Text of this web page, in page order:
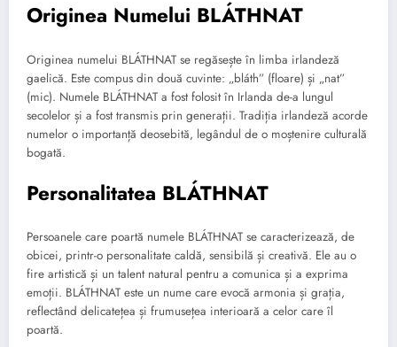
Originea Numelui BLÁTHNAT
Originea numelui BLÁTHNAT se regăsește în limba irlandeză
gaelică. Este compus din două cuvinte: „bláth” (floare) și „nat”
(mic). Numele BLÁTHNAT a fost folosit în Irlanda de-a lungul
secolelor și a fost transmis prin generații. Tradiția irlandeză acorde
numelor o importanță deosebită, legândul de o moștenire culturală
bogată.
Personalitatea BLÁTHNAT
Persoanele care poartă numele BLÁTHNAT se caracterizează, de
obicei, printr-o personalitate caldă, sensibilă și creativă. Ele au o
fire artistică și un talent natural pentru a comunica și a exprima
emoții. BLÁTHNAT este un nume care evocă armonia și grația,
reflectând delicatețea și frumusețea interioară a celor care îl
poartă.